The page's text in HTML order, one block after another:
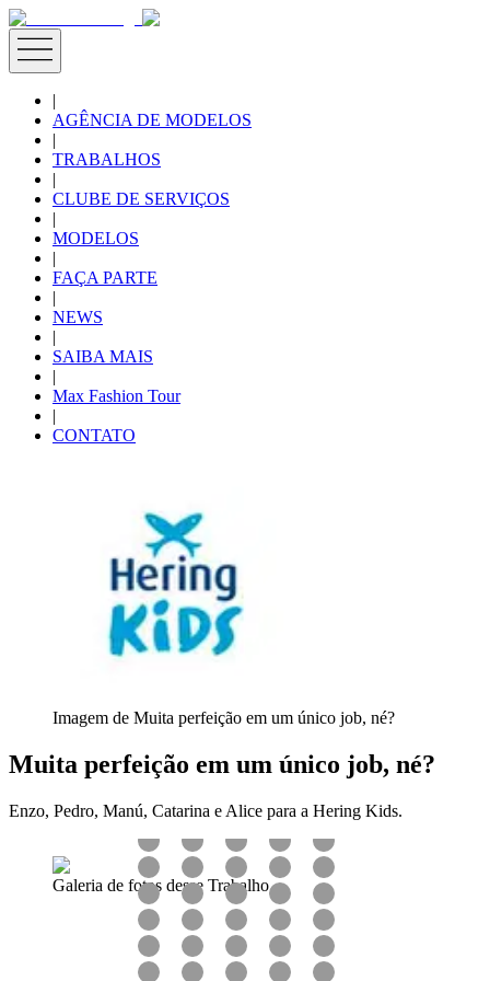
|
AGÊNCIA DE MODELOS
|
TRABALHOS
|
CLUBE DE SERVIÇOS
|
MODELOS
|
FAÇA PARTE
|
NEWS
|
SAIBA MAIS
|
Max Fashion Tour
|
CONTATO
Imagem de Muita perfeição em um único job, né?
Muita perfeição em um único job, né?
Enzo, Pedro, Manú, Catarina e Alice para a Hering Kids.
Galeria de fotos desse Trabalho